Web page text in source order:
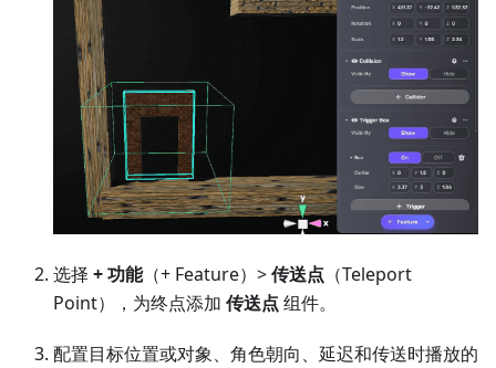
选择 + 功能（+ Feature）>传送点 （Teleport
Point），为终点添加 传送点 组件。
配置目标位置或对象、角色朝向、延迟和传送时播放的